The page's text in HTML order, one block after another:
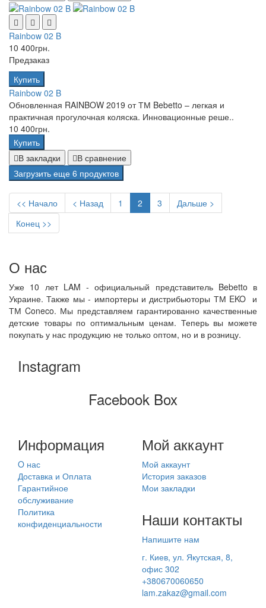
Rainbow 02 B
10 400грн.
Предзаказ
Купить
Rainbow 02 B
Обновленная RAINBOW 2019 от ТМ Bebetto – легкая и
практичная прогулочная коляска. Инновационные реше..
10 400грн.
Купить
В закладки
В сравнение
Загрузить еще 6 продуктов
<< Начало < Назад 1 2 3
Дальше >
Конец >>
О нас
Уже 10 лет LAM - официальный представитель Bebetto в
Украине. Также мы - импортеры и дистрибьюторы ТМ EKO и
ТМ Coneco. Мы представляем гарантированно качественные
детские товары по оптимальным ценам. Теперь вы можете
покупать у нас продукцию не только оптом, но и в розницу.
Instagram
Facebook Box
Информация
O нас
Доставка и Оплата
Гарантийное
обслуживание
Политика
конфиденциальности
Мой аккаунт
Мой аккаунт
История заказов
Мои закладки
Наши контакты
Напишите нам
г. Киев, ул. Якутская, 8,
офис 302
+380670060650
lam.zakaz@gmail.com